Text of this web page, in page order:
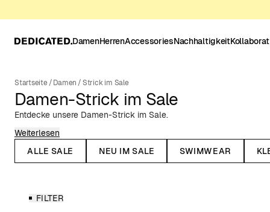
DamenHerrenAccessoriesNachhaltigkeit
Startseite /Damen /Strick im Sale
Damen-Strick im Sale
Entdecke unsere Damen-Strick im Sale.
Strickpullis, Strickjacken, Strickkleider, Strickwesten, oder
kalte Jahreszeit braucht. Unser Sortiment an Strickwaren für
Mustern, Stricktechniken und Materialien erhältlich. Trotz ihrer
Weiterlesen
ALLE SALE
NEU IM SALE SWIMWEAR
FILTER